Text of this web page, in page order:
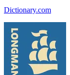
Dictionary.com